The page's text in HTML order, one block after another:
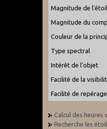
Magnitude de
Magnitude du
Couleur de la
Type spectral
Intérêt de l'objet
Facilité de la
Facilité de repérage
Calcul des heures
Recherche les